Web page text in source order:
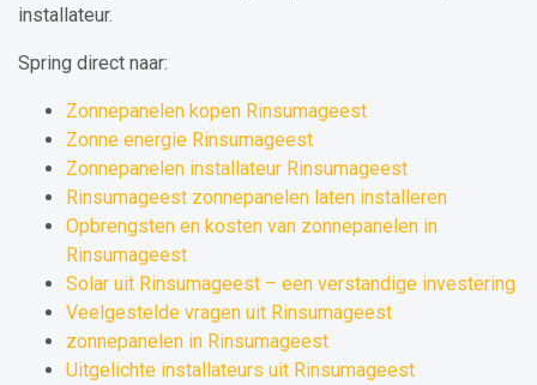
installateur.
Spring direct naar:
Zonnepanelen kopen Rinsumageest
Zonne energie Rinsumageest
Zonnepanelen installateur Rinsumageest
Rinsumageest zonnepanelen laten installeren
Opbrengsten en kosten van zonnepanelen in
Rinsumageest
Solar uit Rinsumageest – een verstandige investering
Veelgestelde vragen uit Rinsumageest
zonnepanelen in Rinsumageest
Uitgelichte installateurs uit Rinsumageest